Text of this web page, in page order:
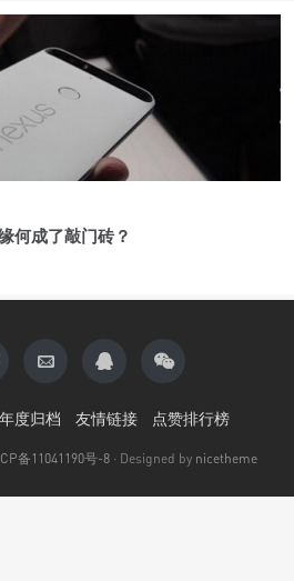
何成了敲门砖？
年度归档 友情链接 点赞排行榜
备11041190号-8 · Designed by nicetheme